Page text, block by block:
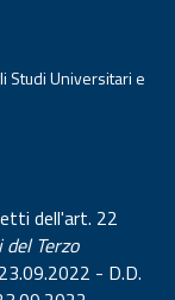
Studi Universitari e
dell'art. 22
Terzo
- D.D.